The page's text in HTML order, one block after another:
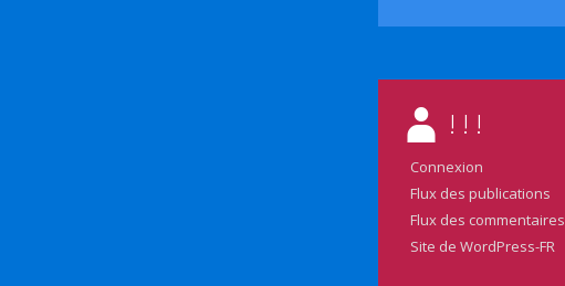
! ! !
Connexion
Flux des publications
Flux des commentaires
Site de WordPress-FR